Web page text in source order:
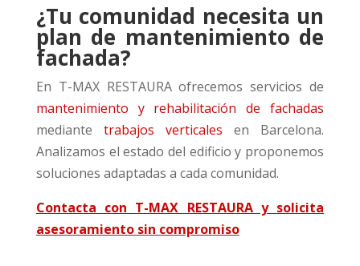
¿Tu comunidad necesita un
plan de mantenimiento de
fachada?
En T-MAX RESTAURA ofrecemos servicios de
mantenimiento y rehabilitación de fachadas
mediante trabajos verticales en Barcelona.
Analizamos el estado del edificio y proponemos
soluciones adaptadas a cada comunidad.
Contacta con T-MAX RESTAURA y solicita
asesoramiento sin compromiso